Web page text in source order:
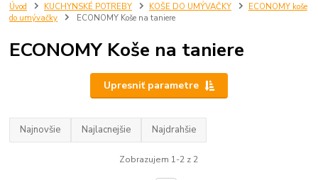
Úvod KUCHYNSKÉ POTREBY KOŠE DO UMÝVAČKY
ECONOMY koše
do umývačky
ECONOMY Koše na taniere
ECONOMY Koše na taniere
Upresniť parametre
Najnovšie Najlacnejšie Najdrahšie
Zobrazujem 1-2 z 2